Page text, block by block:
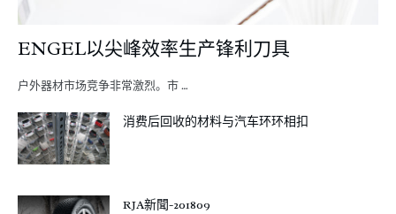
ENGEL以尖峰效率生产锋利刀具
户外器材市场竞争非常激烈。市 …
消费后回收的材料与汽车环环相扣
RJA新聞-201809